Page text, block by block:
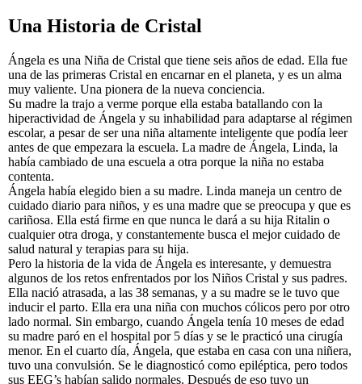
Una Historia de Cristal
Ángela es una Niña de Cristal que tiene seis años de edad. Ella fue
una de las primeras Cristal en encarnar en el planeta, y es un alma
muy valiente. Una pionera de la nueva conciencia.
Su madre la trajo a verme porque ella estaba batallando con la
hiperactividad de Ángela y su inhabilidad para adaptarse al régimen
escolar, a pesar de ser una niña altamente inteligente que podía leer
antes de que empezara la escuela. La madre de Ángela, Linda, la
había cambiado de una escuela a otra porque la niña no estaba
contenta.
Ángela había elegido bien a su madre. Linda maneja un centro de
cuidado diario para niños, y es una madre que se preocupa y que es
cariñosa. Ella está firme en que nunca le dará a su hija Ritalin o
cualquier otra droga, y constantemente busca el mejor cuidado de
salud natural y terapias para su hija.
Pero la historia de la vida de Ángela es interesante, y demuestra
algunos de los retos enfrentados por los Niños Cristal y sus padres.
Ella nació atrasada, a las 38 semanas, y a su madre se le tuvo que
inducir el parto. Ella era una niña con muchos cólicos pero por otro
lado normal. Sin embargo, cuando Ángela tenía 10 meses de edad
su madre paró en el hospital por 5 días y se le practicó una cirugía
menor. En el cuarto día, Ángela, que estaba en casa con una niñera,
tuvo una convulsión. Se le diagnosticó como epiléptica, pero todos
sus EEG’s habían salido normales. Después de eso tuvo un